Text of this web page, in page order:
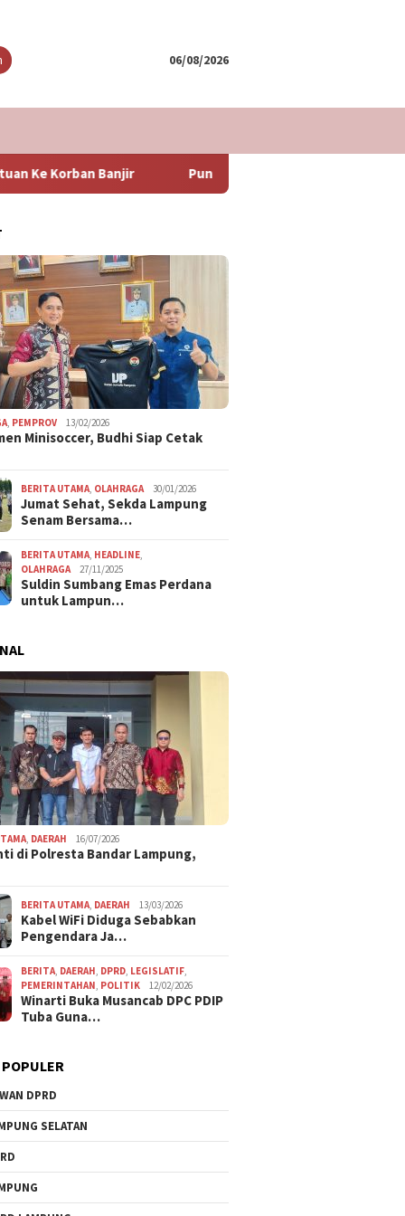
06/08/2026
Puncak Arus Balik Lebaran 2024 Diperkirakan Hari
PEMPROV 13/02/2026
Minisoccer, Budhi Siap Cetak
BERITA UTAMA OLAHRAGA 30/01/2026
Jumat Sehat, Sekda Lampung
Senam Bersama…
BERITA UTAMA HEADLINE
OLAHRAGA
27/11/2025
Suldin Sumbang Emas Perdana
untuk Lampun…
DAERAH 16/07/2026
di Polresta Bandar Lampung,
BERITA UTAMA DAERAH 13/03/2026
Kabel WiFi Diduga Sebabkan
Pengendara Ja…
BERITA DAERAH DPRD LEGISLATIF
PEMERINTAHAN POLITIK 12/02/2026
Winarti Buka Musancab DPC PDIP
Tuba Guna…
DPRD
SELATAN